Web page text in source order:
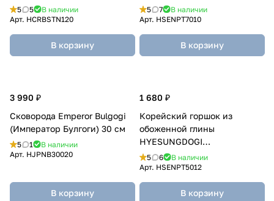
5 5
В наличии
Арт. HCRBSTN120
В корзину
(ХЕСУНГДОГИ) 2180 мл
5 7
В наличии
Арт. HSENPT7010
В корзину
3 990 ₽
Сковорода Emperor Bulgogi
(Император Булгоги) 30 см
5 1
В наличии
Арт. HJPNB30020
В корзину
1 680 ₽
Корейский горшок из
обоженной глины
HYESUNGDOGI
(ХЕСУНГДОГИ) 1400 мл
5 6
В наличии
Арт. HSENPT5012
В корзину